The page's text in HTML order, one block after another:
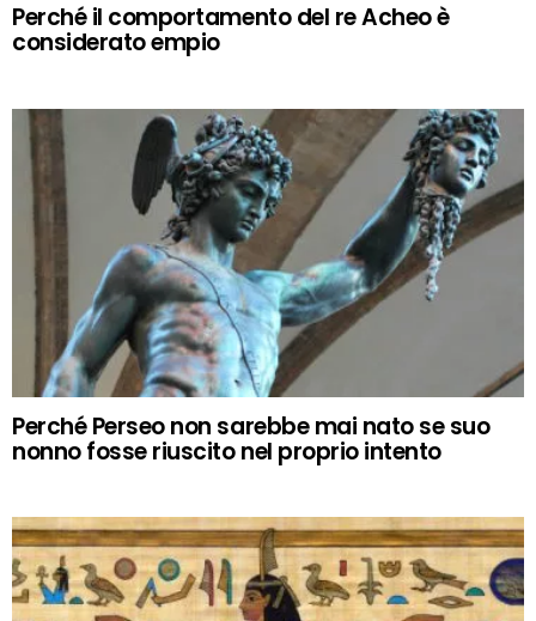
Perché il comportamento del re Acheo è
considerato empio
Perché Perseo non sarebbe mai nato se suo
nonno fosse riuscito nel proprio intento